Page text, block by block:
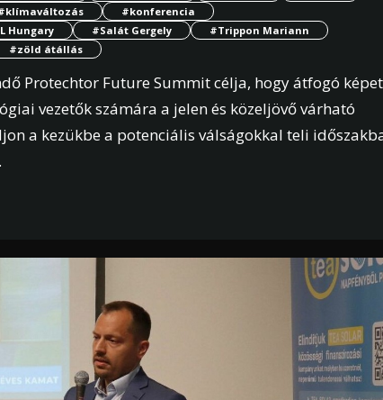
#konferencia
Hungary #Salát Gergely
#Trippon Mariann
#zöld átállás
Protechtor Future Summit célja, hogy átfogó képet
vezetők számára a jelen és közeljövő várható
a kezükbe a potenciális válságokkal teli